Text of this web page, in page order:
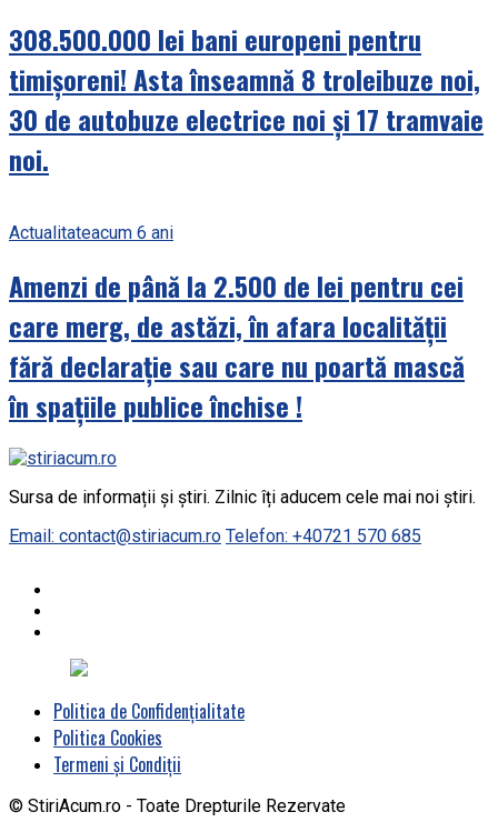
308.500.000 lei bani europeni pentru
timișoreni! Asta înseamnă 8 troleibuze noi,
30 de autobuze electrice noi și 17 tramvaie
noi.
Actualitateacum 6 ani
Amenzi de până la 2.500 de lei pentru cei
care merg, de astăzi, în afara localității
fără declarație sau care nu poartă mască
în spațiile publice închise !
Sursa de informații și știri. Zilnic îți aducem cele mai noi știri.
Email: contact@stiriacum.ro Telefon: +40721 570 685
Politica de Confidențialitate
Politica Cookies
Termeni și Condiții
© StiriAcum.ro - Toate Drepturile Rezervate